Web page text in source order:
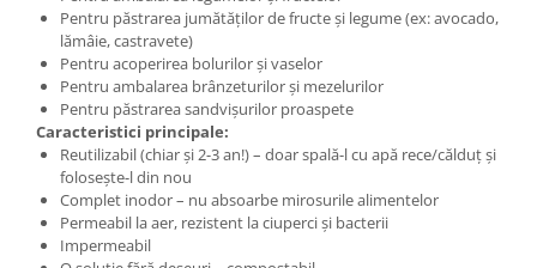
Bijuterii din lemn
Colier / Pandantiv
Cercei
Set bijuterii
Brățară
Bijuterii fără metal
Brățară
Bijuterii - Alte
Pentru păstrarea jumătăților de fructe și legume (ex: avocado,
lămâie, castravete)
Pentru acoperirea bolurilor și vaselor
Pentru ambalarea brânzeturilor și mezelurilor
Pentru păstrarea sandvișurilor proaspete
Caracteristici principale:
Reutilizabil (chiar și 2-3 an!) – doar spală-l cu apă rece/călduț și
folosește-l din nou
Complet inodor – nu absoarbe mirosurile alimentelor
Permeabil la aer, rezistent la ciuperci și bacterii
Impermeabil